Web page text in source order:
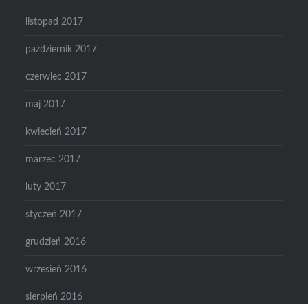
listopad 2017
październik 2017
czerwiec 2017
maj 2017
kwiecień 2017
marzec 2017
luty 2017
styczeń 2017
grudzień 2016
wrzesień 2016
sierpień 2016